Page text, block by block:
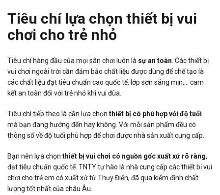
Tiêu chí lựa chọn thiết bị vui
chơi cho trẻ nhỏ
Tiêu chí hàng đầu của mọi sân chơi luôn là sự an toàn . Các thiết bị
vui chơi ngoài trời cần đảm bảo chất liệu được dùng để chế tạo là
các chất liệu đạt tiêu chuẩn cao quốc tế, lớp sơn sáng mịn,… cam
kết an toàn đối với trẻ nhỏ khi vui đùa.
Tiêu chí tiếp theo là cần lựa chọn thiết bị có phù hợp với độ tuổi
mà bạn đang hướng đến hay không. Với mỗi sản phẩm đều có
thông số về độ tuổi phù hợp để chơi được nhà sản xuất cung cấp.
Bạn nên lựa chọn thiết bị vui chơi có nguồn gốc xuất xứ rõ ràng,
đạt tiêu chuẩn quốc tế. TNTY tự hào là nhà cung cấp các thiết bị vui
chơi cho trẻ em có xuất xứ từ Thụy Điển, đã qua kiểm định chất
lượng tốt nhất của châu Âu.